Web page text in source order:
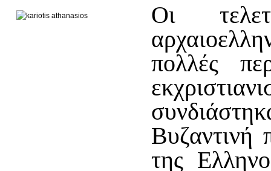
Οι
πολλές
Βυζαντινή
της